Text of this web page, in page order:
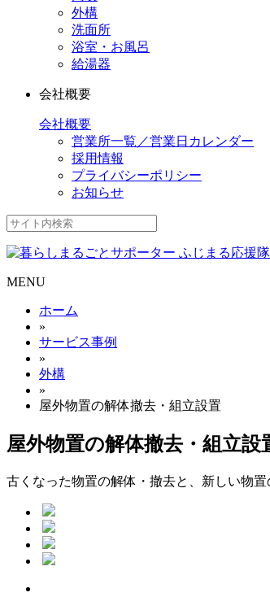
外構
洗面所
浴室・お風呂
給湯器
会社概要
会社概要
営業所一覧／営業日カレンダー
採用情報
プライバシーポリシー
お知らせ
MENU
ホーム
»
サービス事例
»
外構
»
屋外物置の解体撤去・組立設置
屋外物置の解体撤去・組立設
古くなった物置の解体・撤去と、新しい物置